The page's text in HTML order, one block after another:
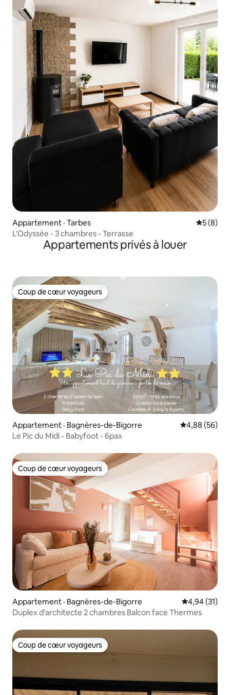
Appartement · Tarbes Note
5 (8)
L'Odyssée - 3 chambres - Terrasse
Appartements privés à louer
Coup de cœur voyageurs
Coup de cœur voyageurs
Appartement · Bagnères-de-Bigorre Note
4,88 (56)
Le Pic du Midi - Babyfoot - 6pax
Coup de cœur voyageurs
Coup de cœur voyageurs
Appartement · Bagnères-de-Bigorre Note
4,94 (31)
Duplex d'architecte 2 chambres Balcon face Thermes
Coup de cœur voyageurs
Coup de cœur voyageurs